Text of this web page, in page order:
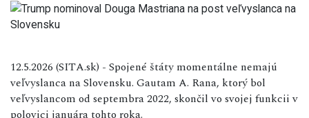
12.5.2026 (SITA.sk) - Spojené štáty momentálne nemajú
veľvyslanca na Slovensku. Gautam A. Rana, ktorý bol
veľvyslancom od septembra 2022, skončil vo svojej funkcii v
polovici januára tohto roka.